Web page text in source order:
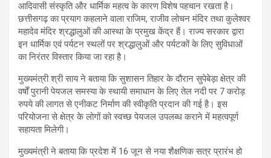
आदिवासी संस्कृति और धार्मिक महत्व के कारण विशेष पहचान रखता है।
छत्तीसगढ़ का प्रयाग कहलाने वाला राजिम, राजीव लोचन मंदिर तथा कुलेश्वर
महादेव मंदिर श्रद्धालुओं की आस्था के प्रमुख केंद्र हैं। राज्य सरकार द्वारा
इन धार्मिक एवं पर्यटन स्थलों पर श्रद्धालुओं और पर्यटकों के लिए सुविधाओं
का निरंतर विस्तार किया जा रहा है।
मुख्यमंत्री श्री साय ने बताया कि सुशासन तिहार के दौरान सुपेबेड़ा क्षेत्र की
वर्षों पुरानी पेयजल समस्या के स्थायी समाधान के लिए तेल नदी पर 7 करोड़
रुपये की लागत से एनीकट निर्माण की स्वीकृति प्रदान की गई है। इस
परियोजना से क्षेत्र के लोगों को स्वच्छ पेयजल उपलब्ध कराने में महत्वपूर्ण
सहायता मिलेगी।
मुख्यमंत्री ने बताया कि प्रदेश में 16 जून से नया शैक्षणिक सत्र प्रारंभ हो